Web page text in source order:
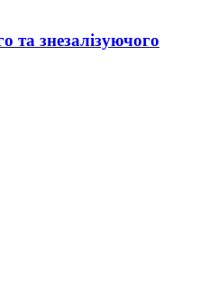
та знезалізуючого